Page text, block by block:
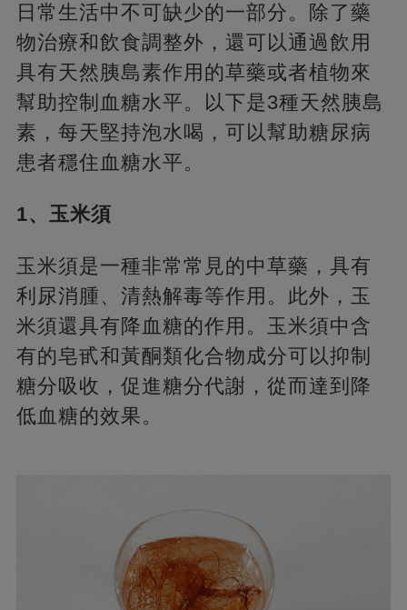
日常生活中不可缺少的一部分。除了藥
物治療和飲食調整外，還可以通過飲用
具有天然胰島素作用的草藥或者植物來
幫助控制血糖水平。以下是3種天然胰島
素，每天堅持泡水喝，可以幫助糖尿病
患者穩住血糖水平。
1、玉米須
玉米須是一種非常常見的中草藥，具有
利尿消腫、清熱解毒等作用。此外，玉
米須還具有降血糖的作用。玉米須中含
有的皂甙和黃酮類化合物成分可以抑制
糖分吸收，促進糖分代謝，從而達到降
低血糖的效果。